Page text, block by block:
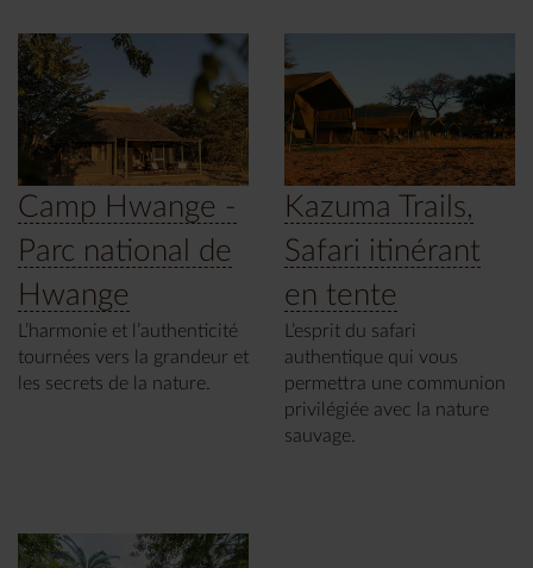
Camp Hwange -
Parc national de
Hwange
L’harmonie et l’authenticité
tournées vers la grandeur et
les secrets de la nature.
Kazuma Trails,
Safari itinérant
en tente
L’esprit du safari
authentique qui vous
permettra une communion
privilégiée avec la nature
sauvage.